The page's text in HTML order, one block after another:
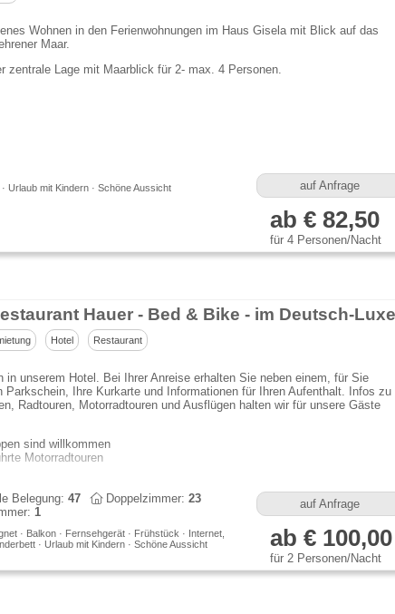
Wohnen in den Ferienwohnungen im Haus Gisela mit Blick auf das
Maar.
zentrale Lage mit Maarblick für 2- max. 4 Personen.
Urlaub mit Kindern · Schöne Aussicht auf Anfrage
ab € 82,50
für 4 Personen/Nacht
Hotel Restaurant
in unserem Hotel. Bei Ihrer Anreise erhalten Sie neben einem, für Sie
Parkschein, Ihre Kurkarte und Informationen für Ihren Aufenthalt. Infos zu
Radtouren, Motorradtouren und Ausflügen halten wir für unsere Gäste
sind willkommen
Motorradtouren
Belegung: 47 Doppelzimmer: 23
1
· Balkon · Fernsehgerät · Frühstück · Internet,
· Urlaub mit Kindern · Schöne Aussicht
auf Anfrage
ab € 100,00
für 2 Personen/Nacht